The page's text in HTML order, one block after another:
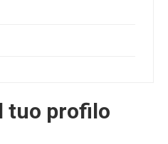
da spedire
tuo profilo